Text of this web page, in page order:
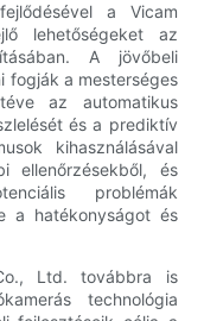
a Vicam
lehetőségeket az
A jövőbeli
fogják a mesterséges
az automatikus
és a prediktív
kihasználásával
ellenőrzésekből, és
problémák
a hatékonyságot és
Ltd. továbbra is
technológia